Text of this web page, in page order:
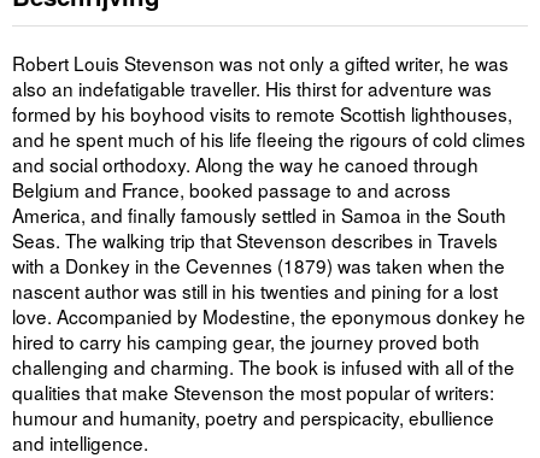
Robert Louis Stevenson was not only a gifted writer, he was
also an indefatigable traveller. His thirst for adventure was
formed by his boyhood visits to remote Scottish lighthouses,
and he spent much of his life fleeing the rigours of cold climes
and social orthodoxy. Along the way he canoed through
Belgium and France, booked passage to and across
America, and finally famously settled in Samoa in the South
Seas. The walking trip that Stevenson describes in Travels
with a Donkey in the Cevennes (1879) was taken when the
nascent author was still in his twenties and pining for a lost
love. Accompanied by Modestine, the eponymous donkey he
hired to carry his camping gear, the journey proved both
challenging and charming. The book is infused with all of the
qualities that make Stevenson the most popular of writers:
humour and humanity, poetry and perspicacity, ebullience
and intelligence.